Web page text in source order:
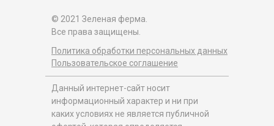
© 2021 Зеленая ферма.
Все права защищены.
Данный интернет-сайт носит
информационный характер и ни при
каких условиях не является публичной
Политика обработки персональных данных
Пользовательское соглашение